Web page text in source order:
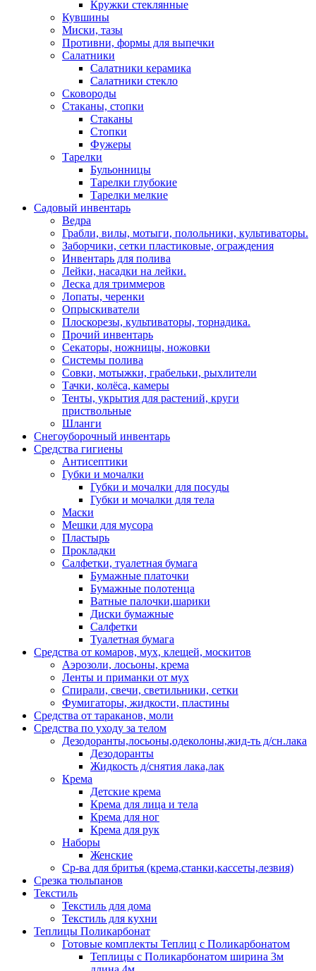
Кружки стеклянные
Кувшины
Миски, тазы
Противни, формы для выпечки
Салатники
Салатники керамика
Салатники стекло
Сковороды
Стаканы, стопки
Стаканы
Стопки
Фужеры
Тарелки
Бульонницы
Тарелки глубокие
Тарелки мелкие
Садовый инвентарь
Ведра
Грабли, вилы, мотыги, полольники, культиваторы.
Заборчики, сетки пластиковые, ограждения
Инвентарь для полива
Лейки, насадки на лейки.
Леска для триммеров
Лопаты, черенки
Опрыскиватели
Плоскорезы, культиваторы, торнадика.
Прочий инвентарь
Секаторы, ножницы, ножовки
Системы полива
Совки, мотыжки, грабельки, рыхлители
Тачки, колёса, камеры
Тенты, укрытия для растений, круги
приствольные
Шланги
Снегоуборочный инвентарь
Средства гигиены
Антисептики
Губки и мочалки
Губки и мочалки для посуды
Губки и мочалки для тела
Маски
Мешки для мусора
Пластырь
Прокладки
Салфетки, туалетная бумага
Бумажные платочки
Бумажные полотенца
Ватные палочки,шарики
Диски бумажные
Салфетки
Туалетная бумага
Средства от комаров, мух, клещей, москитов
Аэрозоли, лосьоны, крема
Ленты и приманки от мух
Спирали, свечи, светильники, сетки
Фумигаторы, жидкости, пластины
Средства от тараканов, моли
Средства по уходу за телом
Дезодоранты,лосьоны,одеколоны,жид-ть д/сн.лака
Дезодоранты
Жидкость д/снятия лака,лак
Крема
Детские крема
Крема для лица и тела
Крема для ног
Крема для рук
Наборы
Женские
Ср-ва для бритья (крема,станки,кассеты,лезвия)
Срезка тюльпанов
Текстиль
Текстиль для дома
Текстиль для кухни
Теплицы Поликарбонат
Готовые комплекты Теплиц с Поликарбонатом
Теплицы с Поликарбонатом ширина 3м